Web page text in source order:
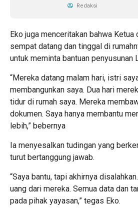
Redaksi
Eko juga menceritakan bahwa Ketua
sempat datang dan tinggal di
untuk meminta bantuan penyusunan
“Mereka datang malam hari, istri
membangunkan saya. Dua hari
tidur di rumah saya. Mereka
dokumen. Saya hanya membantu
lebih,” bebernya
Ia menyesalkan tudingan yang
turut bertanggung jawab.
“Saya bantu, tapi akhirnya
uang dari mereka. Semua data dan
pada pihak yayasan,” tegas Eko.